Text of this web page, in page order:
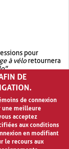
pour
à véloretournera
.
.garage OR vélo
à vélo
DE
de connexion
une meilleure
acceptez
aux conditions
en modifiant
le recours aux